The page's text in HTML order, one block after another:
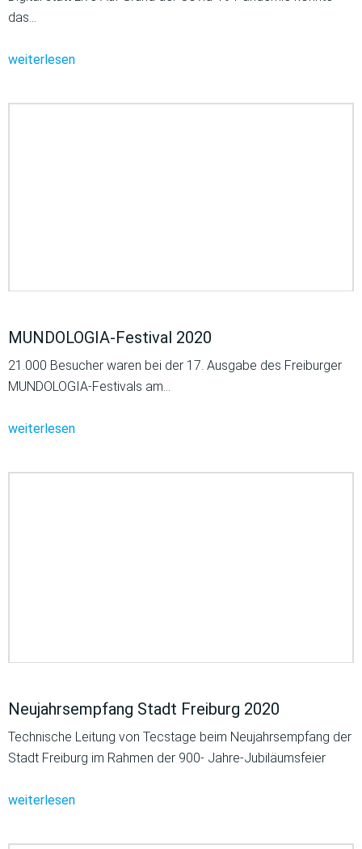
das…
weiterlesen
MUNDOLOGIA-Festival 2020
21.000 Besucher waren bei der 17. Ausgabe des Freiburger
MUNDOLOGIA-Festivals am…
weiterlesen
Neujahrsempfang Stadt Freiburg 2020
Technische Leitung von Tecstage beim Neujahrsempfang der
Stadt Freiburg im Rahmen der 900- Jahre-Jubiläumsfeier
weiterlesen